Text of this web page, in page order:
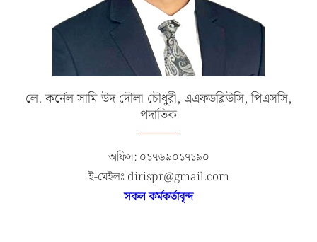
লে. কর্নেল সামি উদ দৌলা চৌধুরী, এএফডব্লিউসি, পিএসসি,
পদাতিক
অফিস: ০১৭৬৯০১৭১৯০
ই-মেইলঃ dirispr@gmail.com
সকল কর্মকর্তাবৃন্দ